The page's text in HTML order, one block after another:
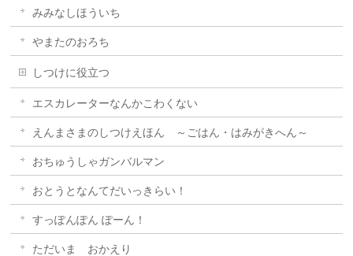
みみなしほういち
やまたのおろち
しつけに役立つ
エスカレーターなんかこわくない
えんまさまのしつけえほん ～ごはん・はみがきへん～
おちゅうしゃガンバルマン
おとうとなんてだいっきらい！
すっぽんぽん ぽーん！
ただいま おかえり